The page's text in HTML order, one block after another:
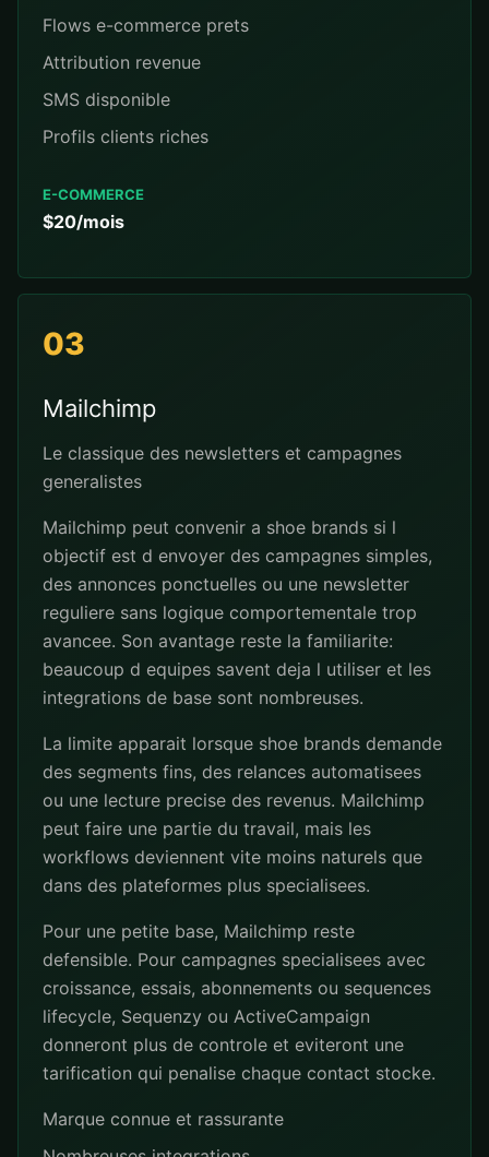
Flows e-commerce prets
Attribution revenue
SMS disponible
Profils clients riches
E-COMMERCE
$20/mois
03
Mailchimp
Le classique des newsletters et campagnes
generalistes
Mailchimp peut convenir a shoe brands si l
objectif est d envoyer des campagnes simples,
des annonces ponctuelles ou une newsletter
reguliere sans logique comportementale trop
avancee. Son avantage reste la familiarite:
beaucoup d equipes savent deja l utiliser et les
integrations de base sont nombreuses.
La limite apparait lorsque shoe brands demande
des segments fins, des relances automatisees
ou une lecture precise des revenus. Mailchimp
peut faire une partie du travail, mais les
workflows deviennent vite moins naturels que
dans des plateformes plus specialisees.
Pour une petite base, Mailchimp reste
defensible. Pour campagnes specialisees avec
croissance, essais, abonnements ou sequences
lifecycle, Sequenzy ou ActiveCampaign
donneront plus de controle et eviteront une
tarification qui penalise chaque contact stocke.
Marque connue et rassurante